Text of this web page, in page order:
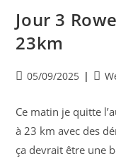
Jour 3
23km
Publication
05/09/2025
Post
Ce matin je quitte
à 23 km avec des
ça devrait être une